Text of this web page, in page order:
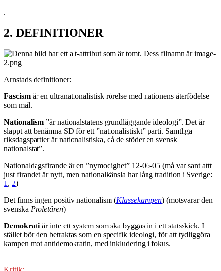
.
2. DEFINITIONER
Arnstads definitioner:
Fascism är en ultranationalistisk rörelse med nationens återfödelse
som mål.
Nationalism ”är nationalstatens grundläggande ideologi”. Det är
slappt att benämna SD för ett ”nationalistiskt” parti. Samtliga
riksdagspartier är nationalistiska, då de stöder en svensk
nationalstat”.
Nationaldagsfirande är en ”nymodighet” 12-06-05 (må var sant attt
just firandet är nytt, men nationalkänsla har lång tradition i Sverige:
1 , 2)
Det finns ingen positiv nationalism (Klassekampen) (motsvarar den
svenska Proletären)
Demokrati är inte ett system som ska byggas in i ett statsskick. I
stället bör den betraktas som en specifik ideologi, för att tydliggöra
kampen mot antidemokratin, med inkludering i fokus.